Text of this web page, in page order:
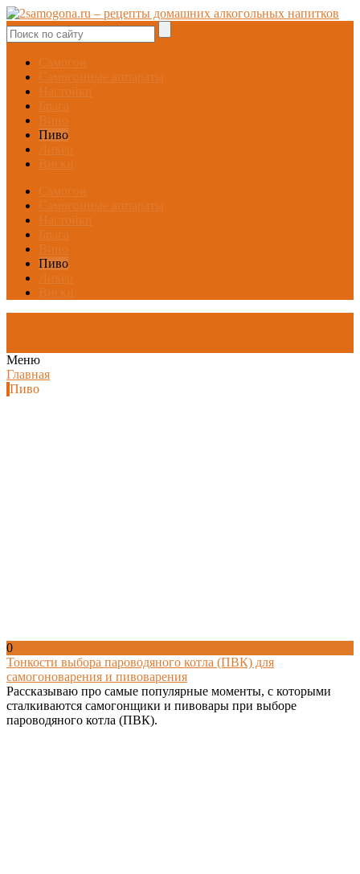
Самогон
Самогонные аппараты
Настойки
Брага
Вино
Пиво
Ликёр
Виски
Самогон
Самогонные аппараты
Настойки
Брага
Вино
Пиво
Ликёр
Виски
Меню
Главная
Пиво
0
Тонкости выбора пароводяного котла (ПВК) для
самогоноварения и пивоварения
Рассказываю про самые популярные моменты, с которыми
сталкиваются самогонщики и пивовары при выборе
пароводяного котла (ПВК).